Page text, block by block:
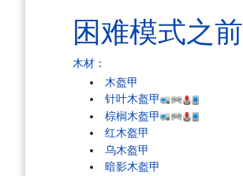
困难模式之前
木材 ：
木盔甲
针叶木盔甲
棕榈木盔甲
红木盔甲
乌木盔甲
暗影木盔甲